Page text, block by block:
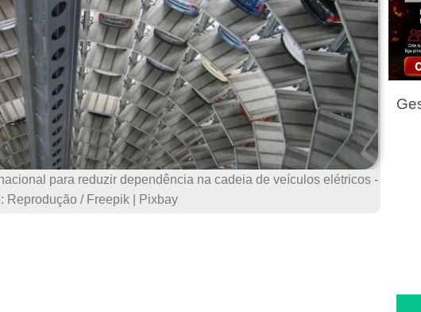
para reduzir dependência na cadeia de veículos elétricos -
Reprodução / Freepik | Pixbay